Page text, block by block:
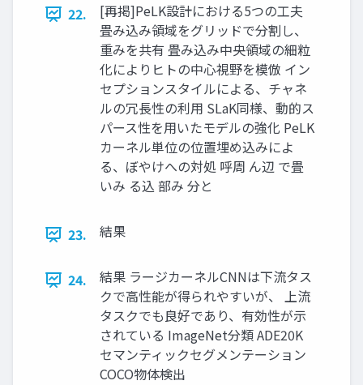
22.
[再掲]PeLK設計における5つの工夫
畳み込み領域をグリッドで分割し、
重みを共有 畳み込み中央領域の細粒
化によりヒトの中心視野を模倣 イン
セプションスタイルによる、チャネ
ルの冗長性の利用 SLaK同様、動的ス
パース性を用いたモデルの強化 PeLK
カーネル単位の位置埋め込みによ
る、ぼやけへの対処 呼周 ん辺 で畳
いみ る込 部み 分と
23. 結果
24.
結果 ラージカーネルCNNは下流タス
クで高性能が得られやすいが、 上流
タスクでも良好であり、有効性が示
されている ImageNet分類 ADE20K
セマンティックセグメンテーション
COCO物体検出